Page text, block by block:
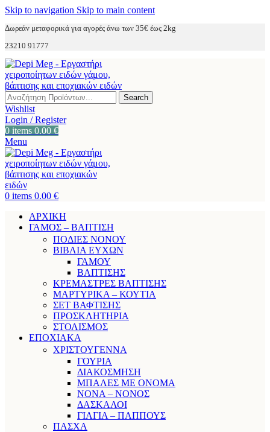
Skip to navigation Skip to main content
Δωρεάν μεταφορικά για αγορές άνω των 35€ έως 2kg
23210 91777
Search
Wishlist
Login / Register
0 items 0.00 €
Menu
0 items 0.00 €
ΑΡΧΙΚΗ
ΓΑΜΟΣ – ΒΑΠΤΙΣΗ
ΠΟΔΙΕΣ ΝΟΝΟΥ
ΒΙΒΛΙΑ ΕΥΧΩΝ
ΓΑΜΟΥ
ΒΑΠΤΙΣΗΣ
ΚΡΕΜΑΣΤΡΕΣ ΒΑΠΤΙΣΗΣ
ΜΑΡΤΥΡΙΚΑ – ΚΟΥΤΙΑ
ΣΕΤ ΒΑΦΤΙΣΗΣ
ΠΡΟΣΚΛΗΤΗΡΙΑ
ΣΤΟΛΙΣΜΟΣ
ΕΠΟΧΙΑΚΑ
ΧΡΙΣΤΟΥΓΕΝΝΑ
ΓΟΥΡΙΑ
ΔΙΑΚΟΣΜΗΣΗ
ΜΠΑΛΕΣ ΜΕ ΟΝΟΜΑ
ΝΟΝΑ – ΝΟΝΟΣ
ΔΑΣΚΑΛΟΙ
ΓΙΑΓΙΑ – ΠΑΠΠΟΥΣ
ΠΑΣΧΑ